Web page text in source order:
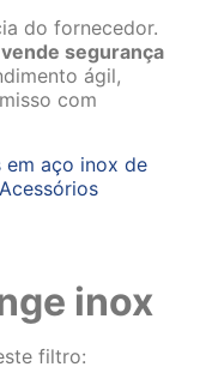
do fornecedor.
segurança
ágil,
com
em aço inox de
inox
filtro: